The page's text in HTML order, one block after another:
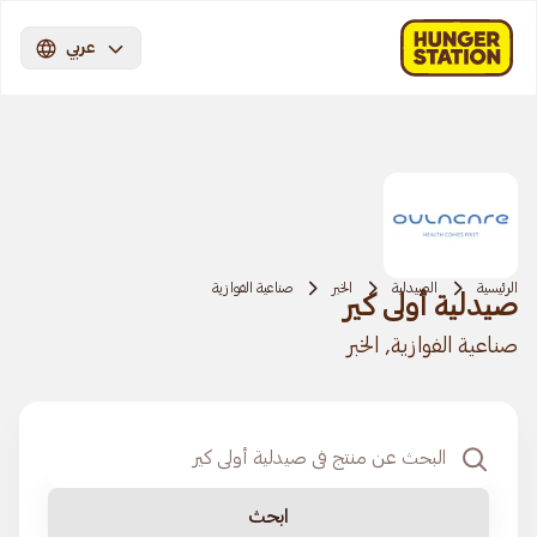
عربي
الرئيسية الصيدلية الخبر صناعية الفوازية
صيدلية أولى كير
صناعية الفوازية, الخبر
ابحث